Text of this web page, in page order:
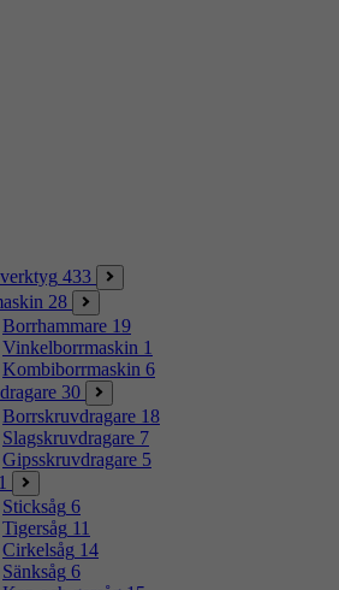
433
28
Borrhammare 19
Vinkelborrmaskin 1
Kombiborrmaskin 6
30
Borrskruvdragare 18
Slagskruvdragare 7
Gipsskruvdragare 5
Sticksåg 6
Tigersåg 11
Cirkelsåg 14
Sänksåg 6